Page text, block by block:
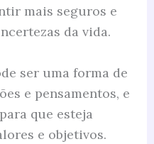
mais seguros e
da vida.
ser uma forma de
e pensamentos, e
que esteja
e objetivos.